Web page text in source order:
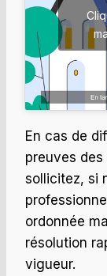
En cas de
preuves
sollicitez, si
ordonnée
résolution
vigueur.